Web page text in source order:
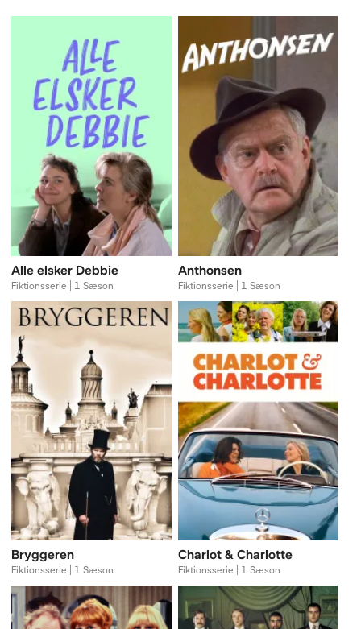
Alle elsker Debbie
Fiktionsserie | 1 Sæson
Anthonsen
Fiktionsserie | 1 Sæson
Bryggeren
Fiktionsserie | 1 Sæson
Charlot & Charlotte
Fiktionsserie | 1 Sæson